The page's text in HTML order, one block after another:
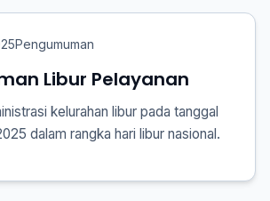
Pengumuman
Libur Pelayanan
kelurahan libur pada tanggal
dalam rangka hari libur nasional.